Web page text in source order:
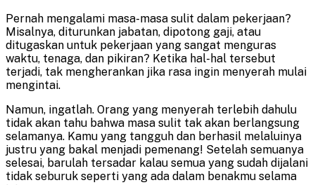
Pernah mengalami masa-masa sulit dalam pekerjaan?
Misalnya, diturunkan jabatan, dipotong gaji, atau
ditugaskan untuk pekerjaan yang sangat menguras
waktu, tenaga, dan pikiran? Ketika hal-hal tersebut
terjadi, tak mengherankan jika rasa ingin menyerah mulai
mengintai.
Namun, ingatlah. Orang yang menyerah terlebih dahulu
tidak akan tahu bahwa masa sulit tak akan berlangsung
selamanya. Kamu yang tangguh dan berhasil melaluinya
justru yang bakal menjadi pemenang! Setelah semuanya
selesai, barulah tersadar kalau semua yang sudah dijalani
tidak seburuk seperti yang ada dalam benakmu selama